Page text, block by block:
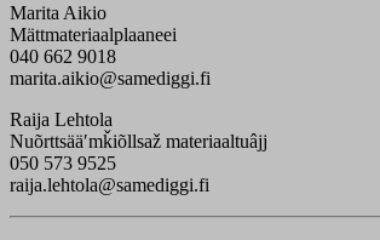
Marita Aikio
Mättmateriaalplaaneei
040 662 9018
marita.aikio@samediggi.fi
Raija Lehtola
Nuõrttsääʹmǩiõllsaž materiaaltuâjj
050 573 9525
raija.lehtola@samediggi.fi